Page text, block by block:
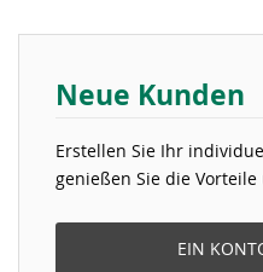
Neue Kunden
Erstellen Sie Ihr
genießen Sie die
EIN